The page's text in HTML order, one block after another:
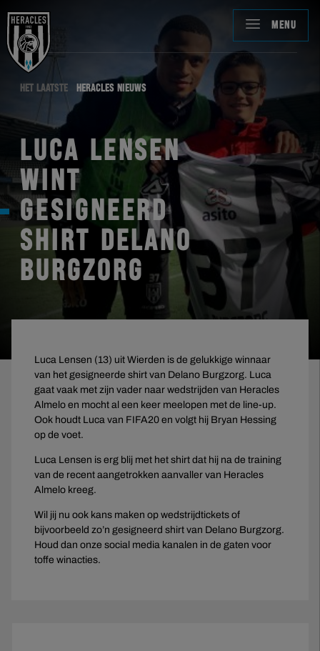
MENU
HET LAATSTE HERACLES NIEUWS
LUCA LENSEN
WINT
GESIGNEERD
SHIRT DELANO
BURGZORG
Luca Lensen (13) uit Wierden is de gelukkige winnaar
van het gesigneerde shirt van Delano Burgzorg. Luca
gaat vaak met zijn vader naar wedstrijden van Heracles
Almelo en mocht al een keer meelopen met de line-up.
Ook houdt Luca van FIFA20 en volgt hij Bryan Hessing
op de voet.
Luca Lensen is erg blij met het shirt dat hij na de training
van de recent aangetrokken aanvaller van Heracles
Almelo kreeg.
Wil jij nu ook kans maken op wedstrijdtickets of
bijvoorbeeld zo’n gesigneerd shirt van Delano Burgzorg.
Houd dan onze social media kanalen in de gaten voor
toffe winacties.